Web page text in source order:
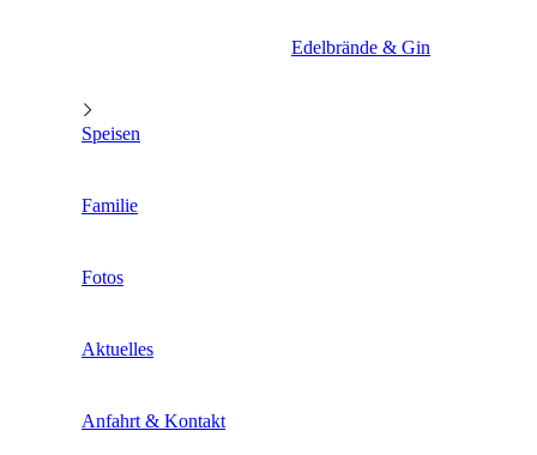
Edelbrände & Gin
Speisen
Familie
Fotos
Aktuelles
Anfahrt & Kontakt